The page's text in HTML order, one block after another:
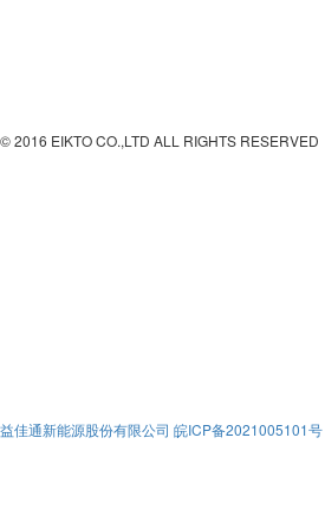
© 2016 EIKTO CO.,LTD ALL RIGHTS RESERVED
益佳通新能源股份有限公司 皖ICP备2021005101号